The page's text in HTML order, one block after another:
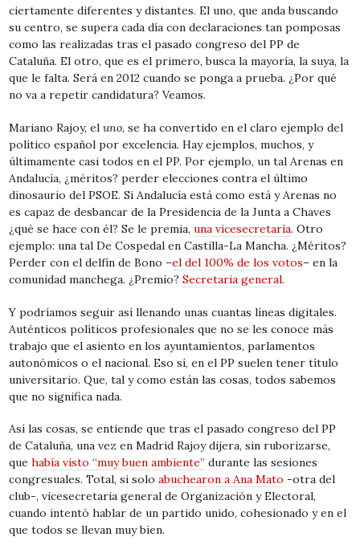
ciertamente diferentes y distantes. El uno, que anda buscando
su centro, se supera cada día con declaraciones tan pomposas
como las realizadas tras el pasado congreso del PP de
Cataluña. El otro, que es el primero, busca la mayoría, la suya, la
que le falta. Será en 2012 cuando se ponga a prueba. ¿Por qué
no va a repetir candidatura? Veamos.
Mariano Rajoy, eluno, se ha convertido en el claro ejemplo del
político español por excelencia. Hay ejemplos, muchos, y
últimamente casi todos en el PP. Por ejemplo, un tal Arenas en
Andalucía, ¿méritos? perder elecciones contra el último
dinosaurio del PSOE. Si Andalucía está como está y Arenas no
es capaz de desbancar de la Presidencia de la Junta a Chaves
¿qué se hace con él? Se le premia,una vicesecretaría. Otro
ejemplo: una tal De Cospedal en Castilla-La Mancha. ¿Méritos?
Perder con el delfín de Bono –el del 100% de los votos– en la
comunidad manchega. ¿Premio?Secretaria general.
Y podríamos seguir así llenando unas cuantas líneas digitales.
Auténticos políticos profesionales que no se les conoce más
trabajo que el asiento en los ayuntamientos, parlamentos
autonómicos o el nacional. Eso sí, en el PP suelen tener título
universitario. Que, tal y como están las cosas, todos sabemos
que no significa nada.
Así las cosas, se entiende que tras el pasado congreso del PP
de Cataluña, una vez en Madrid Rajoy dijera, sin ruborizarse,
quehabía visto “muy buen ambiente” durante las sesiones
congresuales. Total, si soloabuchearon a Ana Mato -otra del
club-, vicesecretaria general de Organización y Electoral,
cuando intentó hablar de un partido unido, cohesionado y en el
que todos se llevan muy bien.